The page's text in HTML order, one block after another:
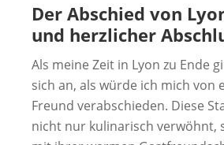
Der Abschied von
und herzlicher
Als meine Zeit in Lyon zu Ende
sich an, als würde ich mich von
Freund verabschieden. Diese
nicht nur kulinarisch verwöhnt,